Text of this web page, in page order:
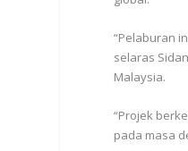
“Pelaburan
selaras
Malaysia.
“Projek
pada masa